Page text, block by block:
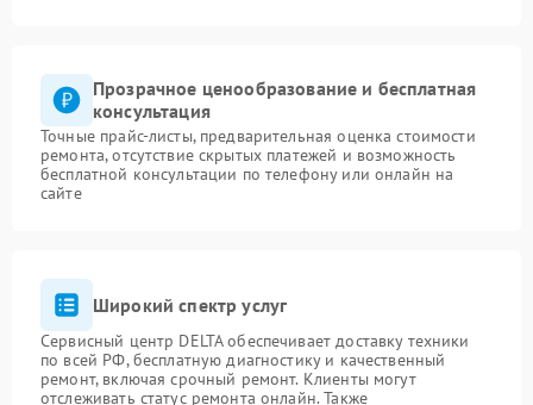
Прозрачное ценообразование и бесплатная
консультация
Точные прайс-листы, предварительная оценка стоимости
ремонта, отсутствие скрытых платежей и возможность
бесплатной консультации по телефону или онлайн на
сайте
Широкий спектр услуг
Сервисный центр DELTA обеспечивает доставку техники
по всей РФ, бесплатную диагностику и качественный
ремонт, включая срочный ремонт. Клиенты могут
отслеживать статус ремонта онлайн. Также